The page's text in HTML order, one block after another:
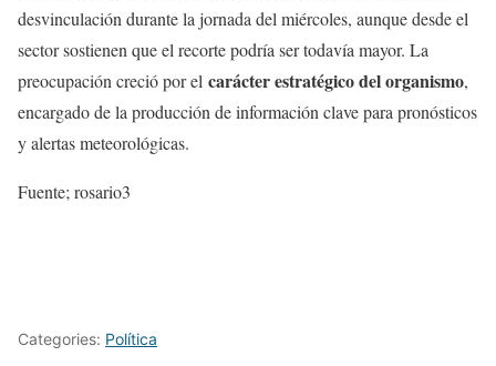
desvinculación durante la jornada del miércoles, aunque desde el
sector sostienen que el recorte podría ser todavía mayor. La
preocupación creció por el carácter estratégico del organismo,
encargado de la producción de información clave para pronósticos
y alertas meteorológicas.
Fuente; rosario3
Categories: Política